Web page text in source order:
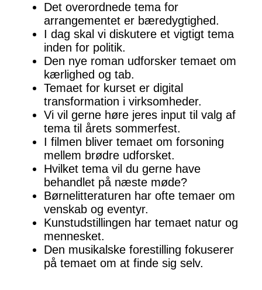
Det overordnede tema for
arrangementet er bæredygtighed.
I dag skal vi diskutere et vigtigt tema
inden for politik.
Den nye roman udforsker temaet om
kærlighed og tab.
Temaet for kurset er digital
transformation i virksomheder.
Vi vil gerne høre jeres input til valg af
tema til årets sommerfest.
I filmen bliver temaet om forsoning
mellem brødre udforsket.
Hvilket tema vil du gerne have
behandlet på næste møde?
Børnelitteraturen har ofte temaer om
venskab og eventyr.
Kunstudstillingen har temaet natur og
mennesket.
Den musikalske forestilling fokuserer
på temaet om at finde sig selv.